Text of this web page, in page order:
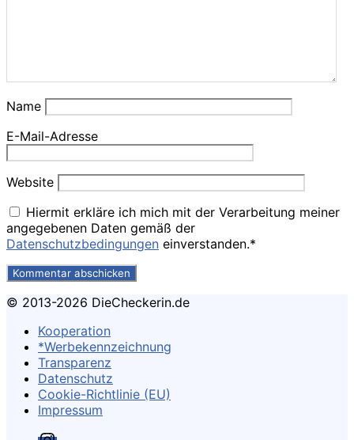
Name
E-Mail-Adresse
Website
Hiermit erkläre ich mich mit der Verarbeitung meiner
angegebenen Daten gemäß der
Datenschutzbedingungen einverstanden.*
© 2013-2026 DieCheckerin.de
Kooperation
*Werbekennzeichnung
Transparenz
Datenschutz
Cookie-Richtlinie (EU)
Impressum